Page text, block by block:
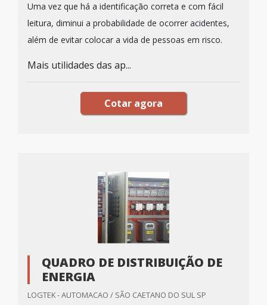
Uma vez que há a identificação correta e com fácil
leitura, diminui a probabilidade de ocorrer acidentes,
além de evitar colocar a vida de pessoas em risco.
Mais utilidades das ap...
Cotar agora
QUADRO DE DISTRIBUIÇÃO DE
ENERGIA
LOGTEK - AUTOMACAO / SÃO CAETANO DO SUL SP